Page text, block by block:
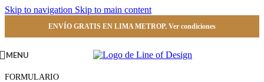
Skip to navigation Skip to main content
ENVÍO GRATIS EN LIMA METROP. Ver condiciones
MENU
FORMULARIO